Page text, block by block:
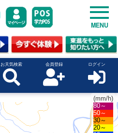
MENU
お天気検索 会員登録 ログイン
(mm/h)
80～
50～
30～
20～